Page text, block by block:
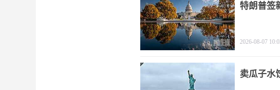
特朗普签
2026-08-07
卖瓜子水